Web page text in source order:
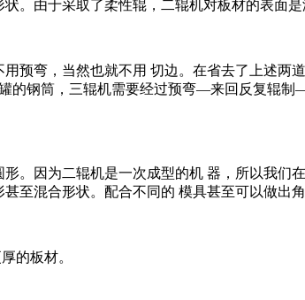
。由于采取了柔性辊，二辊机对板材的表面
预弯，当然也就不用 切边。在省去了上述
的钢筒，三辊机需要经过预弯—来回反复
。因为二辊机是一次成型的机 器，所以我
至混合形状。配合不同的 模具甚至可以做出
的板材。